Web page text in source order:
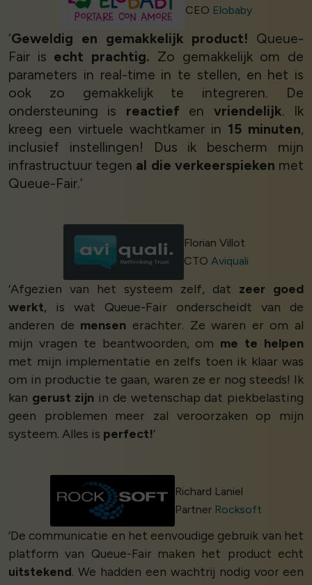
CEO Elobaby
‘Geweldig en gemakkelijk product! Queue-
Fair is echt prachtig. Zo gemakkelijk om de
parameters in real-time in te stellen, en het is
ook zo gemakkelijk te integreren. De
ondersteuning is reactief en vriendelijk. Ik
kreeg een virtuele wachtkamer in 15 minuten,
inclusief instellingen! Dus ik bescherm mijn
infrastructuur tegen al die verkeerspieken met
Queue-Fair.’
Florian Villot
CTOAviquali
‘Afgezien van het systeem zelf, dat zeer goed
werkt, is wat Queue-Fair onderscheidt van de
anderen de mensen erachter. Ze waren er om al
mijn vragen te beantwoorden, om me te helpen
met mijn implementatie en zelfs toen ik klaar was
om in productie te gaan, waren ze er nog steeds! Ik
kan gerust zijn in de wetenschap dat piekbelasting
geen problemen meer zal veroorzaken op mijn
systeem. Alles is perfect!’
Richard Laniel
Partner Rocksoft
‘De communicatie en het eenvoudige gebruik van het
platform van Queue-Fair maken het product echt
uitstekend. We hadden een wachtrij nodig voor een